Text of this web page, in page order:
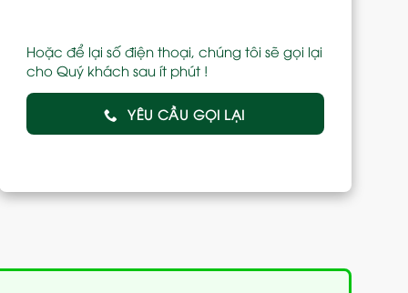
Hoặc để lại số điện thoại, chúng tôi sẽ gọi lại
cho Quý khách sau ít phút !
YÊU CẦU GỌI LẠI